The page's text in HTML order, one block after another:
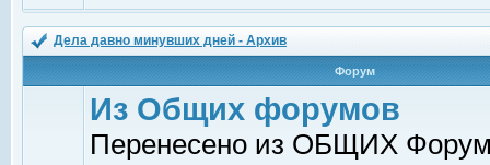
Дела давно минувших дней - Архив
Форум
Из Общих форумов
Перенесено из ОБЩИХ